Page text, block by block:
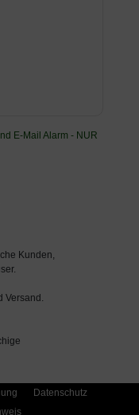
Kunden,
Versand.
Datenschutz